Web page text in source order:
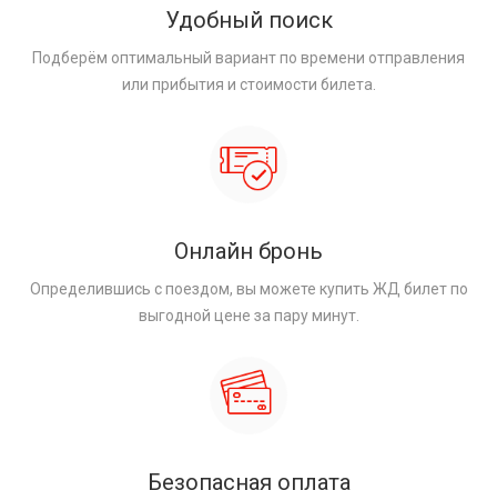
Удобный поиск
Подберём оптимальный вариант по времени отправления
или прибытия и стоимости билета.
Онлайн бронь
Определившись с поездом, вы можете купить ЖД билет по
выгодной цене за пару минут.
Безопасная оплата